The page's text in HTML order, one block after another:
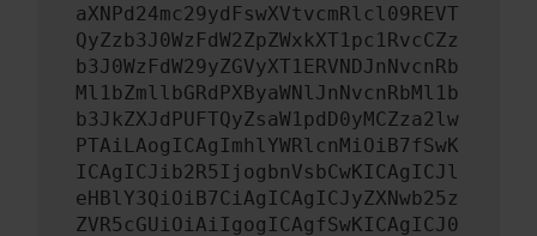
aXNPd24mc29ydFswXVtvcmRlcl09REVT
QyZzb3J0WzFdW2ZpZWxkXT1pc1RvcCZz
b3J0WzFdW29yZGVyXT1ERVNDJnNvcnRb
Ml1bZmllbGRdPXByaWNlJnNvcnRbMl1b
b3JkZXJdPUFTQyZsaW1pdD0yMCZza2lw
PTAiLAogICAgImhlYWRlcnMiOiB7fSwK
ICAgICJib2R5IjogbnVsbCwKICAgICJl
eHBlY3QiOiB7CiAgICAgICJyZXNwb25z
ZVR5cGUiOiAiIgogICAgfSwKICAgICJ0